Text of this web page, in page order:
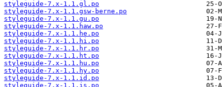
styleguide-7.x-1.1.gl.po
styleguide-7.x-1.1.gsw-berne.po
styleguide-7.x-1.1.gu.po
styleguide-7.x-1.1.haw.po
styleguide-7.x-1.1.he.po
styleguide-7.x-1.1.hi.po
styleguide-7.x-1.1.hr.po
styleguide-7.x-1.1.ht.po
styleguide-7.x-1.1.hu.po
styleguide-7.x-1.1.hy.po
styleguide-7.x-1.1.id.po
styleguide-7.x-1.1.is.po